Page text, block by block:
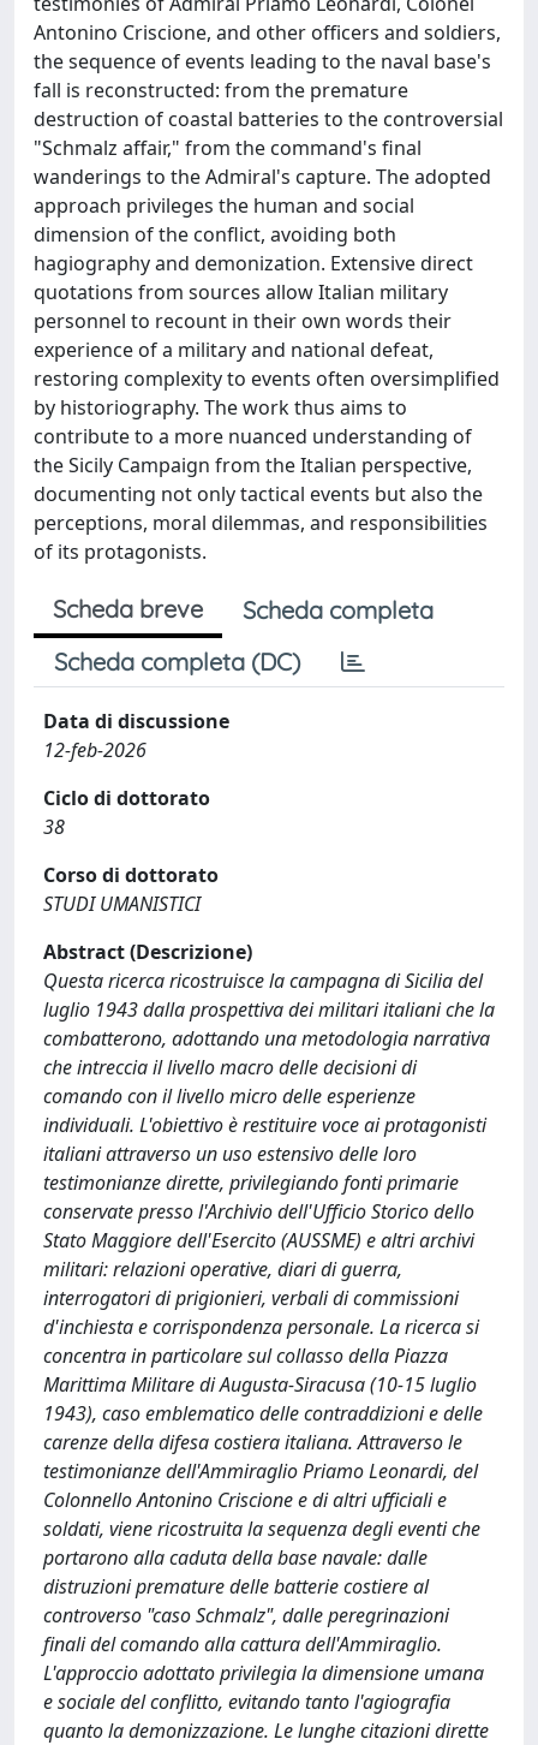
Antonino Criscione, and other officers and soldiers,
the sequence of events leading to the naval base's
fall is reconstructed: from the premature
destruction of coastal batteries to the controversial
"Schmalz affair," from the command's final
wanderings to the Admiral's capture. The adopted
approach privileges the human and social
dimension of the conflict, avoiding both
hagiography and demonization. Extensive direct
quotations from sources allow Italian military
personnel to recount in their own words their
experience of a military and national defeat,
restoring complexity to events often oversimplified
by historiography. The work thus aims to
contribute to a more nuanced understanding of
the Sicily Campaign from the Italian perspective,
documenting not only tactical events but also the
perceptions, moral dilemmas, and responsibilities
of its protagonists.
Scheda breve
Scheda completa
Scheda completa (DC)
Data di discussione
12-feb-2026
Ciclo di dottorato
38
Corso di dottorato
STUDI UMANISTICI
Abstract (Descrizione)
Questa ricerca ricostruisce la campagna di Sicilia del
luglio 1943 dalla prospettiva dei militari italiani che la
combatterono, adottando una metodologia narrativa
che intreccia il livello macro delle decisioni di
comando con il livello micro delle esperienze
individuali. L'obiettivo è restituire voce ai protagonisti
italiani attraverso un uso estensivo delle loro
testimonianze dirette, privilegiando fonti primarie
conservate presso l'Archivio dell'Ufficio Storico dello
Stato Maggiore dell'Esercito (AUSSME) e altri archivi
militari: relazioni operative, diari di guerra,
interrogatori di prigionieri, verbali di commissioni
d'inchiesta e corrispondenza personale. La ricerca si
concentra in particolare sul collasso della Piazza
Marittima Militare di Augusta-Siracusa (10-15 luglio
1943), caso emblematico delle contraddizioni e delle
carenze della difesa costiera italiana. Attraverso le
testimonianze dell'Ammiraglio Priamo Leonardi, del
Colonnello Antonino Criscione e di altri ufficiali e
soldati, viene ricostruita la sequenza degli eventi che
portarono alla caduta della base navale: dalle
distruzioni premature delle batterie costiere al
controverso "caso Schmalz", dalle peregrinazioni
finali del comando alla cattura dell'Ammiraglio.
L'approccio adottato privilegia la dimensione umana
e sociale del conflitto, evitando tanto l'agiografia
quanto la demonizzazione. Le lunghe citazioni dirette